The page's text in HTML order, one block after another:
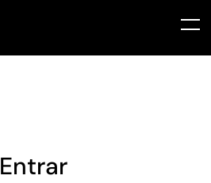
Entrar